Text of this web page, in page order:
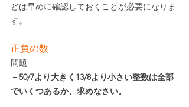
どは早めに確認しておくことが必要になりま
す。
正負の数
問題
－50/7より大きく13/8より小さい整数は全部
でいくつあるか、求めなさい。